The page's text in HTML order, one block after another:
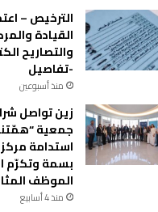
الترخيص –
القيادة
والتصاريح
-تفاصيل
منذ أسبوعين
زين تواصل
جمعية
استدامة
بسمة وتكرّم
الموظف
منذ 4 أسابيع